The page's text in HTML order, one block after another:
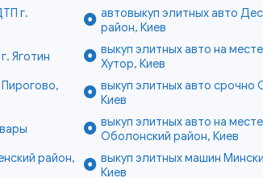
г.
автовыкуп элитных авто
район, Киев
Яготин
выкуп элитных авто на
Хутор, Киев
выкуп элитных авто срочно
Киев
выкуп элитных авто на месте
Оболонский район, Киев
район,
выкуп элитных машин
Киев